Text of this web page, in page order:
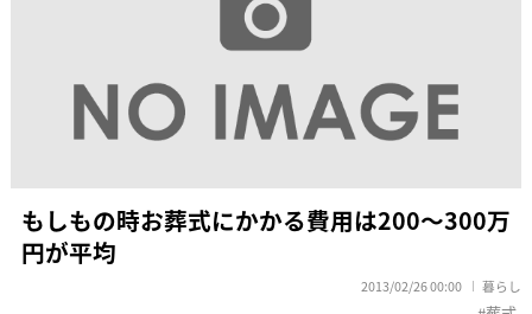
もしもの時お葬式にかかる費用は200〜300万
円が平均
2013/02/26 00:00 暮らし